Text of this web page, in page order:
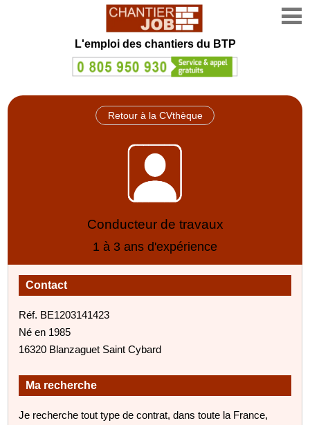
L'emploi des chantiers du BTP
Retour à la CVthèque
Conducteur de travaux
1 à 3 ans d'expérience
Contact
Réf. BE1203141423
Né en 1985
16320 Blanzaguet Saint Cybard
Ma recherche
Je recherche tout type de contrat, dans toute la France,